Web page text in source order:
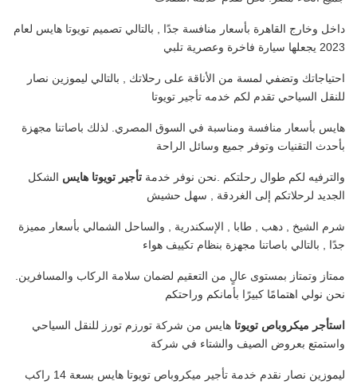
داخل وخارج القاهرة بأسعار منافسة جدًا , بالتالي تصميم تويوتا هايس لعام
2023 يجعلها سيارة فاخرة وعصرية تلبي
احتياجاتك وتضفي لمسة من الأناقة على رحلاتك , بالتالي ليموزين نصار
للنقل السياحي تقدم لكم خدمه تأجير تويوتا
هايس بأسعار منافسة ومناسبة في السوق المصري. لذلك باصاتنا مجهزة
بأحدث التقنيات وتوفر جميع وسائل الراحة
والترفيه لكم طوال رحلتكم .نحن نوفر خدمة تأجير تويوتا هايس الشكل
الجديد لرحلاتكم إلى الغردقة , سهل حشيش
شرم الشيخ , دهب , طابا , الإسكندرية , والساحل الشمالي بأسعار مميزة
جدًا , بالتالي باصاتنا مجهزة بنظام تكييف هواء
ممتاز وتمتاز بمستوى عالٍ من التعقيم لضمان سلامة الركاب والمسافرين.
نحن نولي اهتمامًا كبيرًا بأمانكم وراحتكم
استأجر ميكروباص تويوتا هايس من شركة تورزم تورز للنقل السياحي
واستمتع بعروض الصيف والشتاء في شركة
ليموزين نصار نقدم خدمة تأجير ميكروباص تويوتا هايس بسعة 14 راكب